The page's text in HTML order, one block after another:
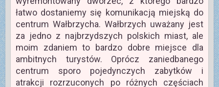
łatwo dostaniemy się komunikacją miejską do
centrum Wałbrzycha. Wałbrzych uważany jest
za jedno z najbrzydszych polskich miast, ale
moim zdaniem to bardzo dobre miejsce dla
ambitnych turystów. Oprócz zaniedbanego
centrum sporo pojedynczych zabytków i
atrakcji rozrzuconych po różnych częściach